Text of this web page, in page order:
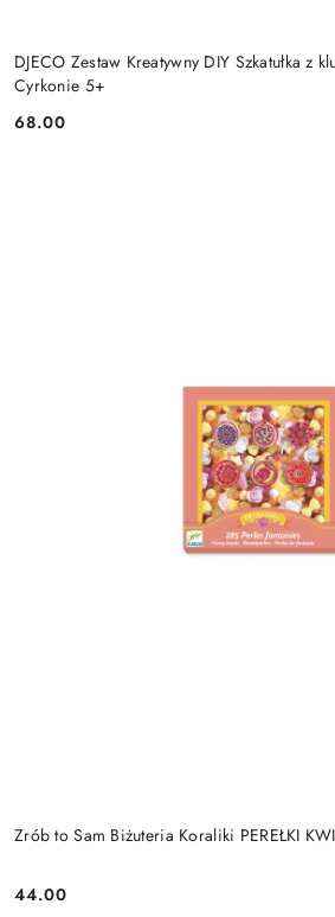
DJECO Zestaw Kreatywny DIY Szkatułka z
Cyrkonie 5+
Cena:
68.00
Zrób to Sam Biżuteria Koraliki PEREŁKI
Cena:
44.00